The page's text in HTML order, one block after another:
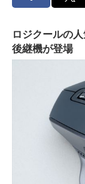
ロジクールの
後継機が登場